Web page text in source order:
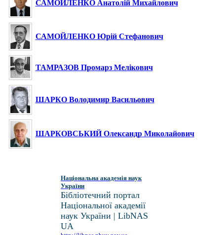
САМОЙЛЕНКО Анатолій Михайлович
САМОЙЛЕНКО Юрій Стефанович
ТАМРАЗОВ Промарз Мелікович
ШАРКО Володимир Васильович
ШАРКОВСЬКИЙ Олександр Миколайович
Національна академія наук
України
Бібліотечний портал
Національної академії
наук України | LibNAS
UA